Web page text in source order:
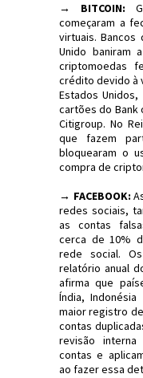
→ BITCOIN:
começaram a
virtuais. Bancos
Unido baniram
criptomoedas
crédito devido à
Estados
cartões do Bank
Citigroup. No
que fazem
bloquearam o
compra de
→ FACEBOOK:
redes sociais,
as contas
cerca de 10%
rede social.
relatório anual
afirma que
Índia,
maior registro
contas
revisão
contas e
ao fazer essa